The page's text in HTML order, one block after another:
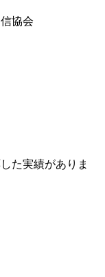
協会
た実績がありま